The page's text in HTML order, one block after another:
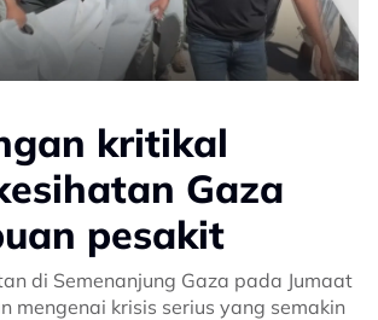
kritikal
Gaza
pesakit
di Semenanjung Gaza pada Jumaat
mengenai krisis serius yang semakin